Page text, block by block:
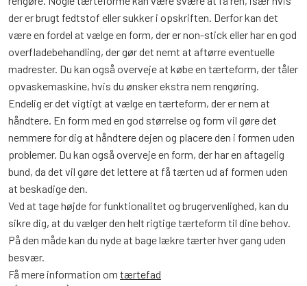
der er brugt fedtstof eller sukker i opskriften. Derfor kan det
være en fordel at vælge en form, der er non-stick eller har en god
overfladebehandling, der gør det nemt at aftørre eventuelle
madrester. Du kan også overveje at købe en tærteform, der tåler
opvaskemaskine, hvis du ønsker ekstra nem rengøring.
Endelig er det vigtigt at vælge en tærteform, der er nem at
håndtere. En form med en god størrelse og form vil gøre det
nemmere for dig at håndtere dejen og placere den i formen uden
problemer. Du kan også overveje en form, der har en aftagelig
bund, da det vil gøre det lettere at få tærten ud af formen uden
at beskadige den.
Ved at tage højde for funktionalitet og brugervenlighed, kan du
sikre dig, at du vælger den helt rigtige tærteform til dine behov.
På den måde kan du nyde at bage lækre tærter hver gang uden
besvær.
Få mere information om tærtefad